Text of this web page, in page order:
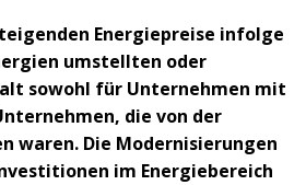
Energiepreise infolge
umstellten oder
sowohl für Unternehmen mit
die von der
waren. Die Modernisierungen
im Energiebereich